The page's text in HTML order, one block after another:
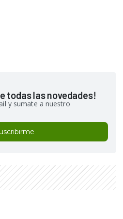
todas las novedades!
y sumate a nuestro